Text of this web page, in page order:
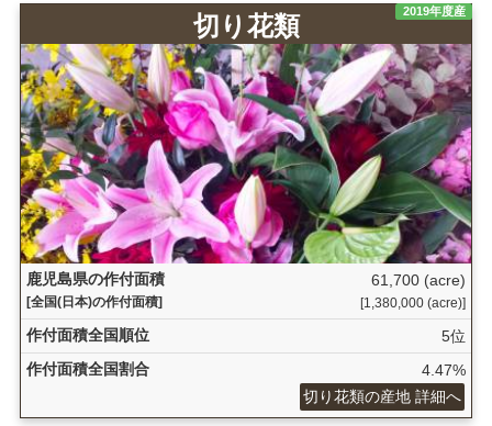
2019年度産
切り花類
鹿児島県の作付面積
[全国(日本)の作付面積]
61,700 (acre)
[1,380,000 (acre)]
作付面積全国順位
5位
作付面積全国割合
4.47%
切り花類の産地 詳細へ